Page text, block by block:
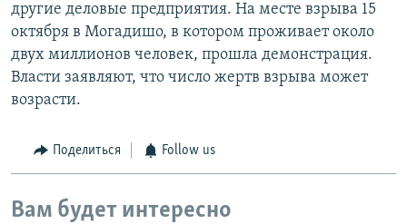
другие деловые предприятия. На месте взрыва 15
октября в Могадишо, в котором проживает около
двух миллионов человек, прошла демонстрация.
Власти заявляют, что число жертв взрыва может
возрасти.
Поделиться Follow us
Вам будет интересно